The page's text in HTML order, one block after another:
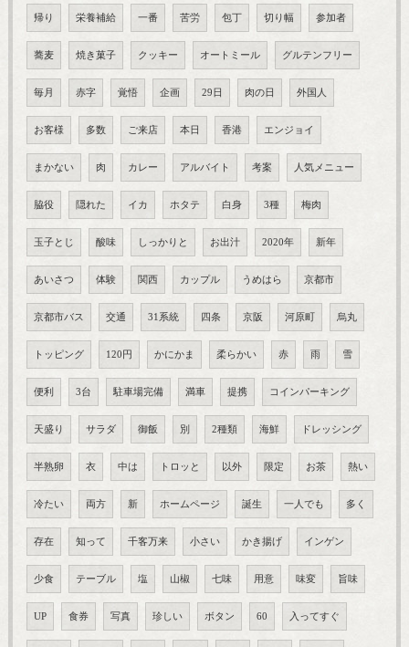
帰り 栄養補給 一番 苦労 包丁 切り幅 参加者
蕎麦 焼き菓子 クッキー オートミール グルテンフリー
毎月 赤字 覚悟 企画 29日 肉の日 外国人
お客様 多数 ご来店 本日 香港 エンジョイ
まかない 肉 カレー アルバイト 考案 人気メニュー
脇役 隠れた イカ ホタテ 白身 3種 梅肉
玉子とじ 酸味 しっかりと お出汁 2020年 新年
あいさつ 体験 関西 カップル うめはら 京都市
京都市バス 交通 31系統 四条 京阪 河原町 烏丸
トッピング 120円 かにかま 柔らかい 赤 雨 雪
便利 3台 駐車場完備 満車 提携 コインパーキング
天盛り サラダ 御飯 別 2種類 海鮮 ドレッシング
半熟卵 衣 中は トロッと 以外 限定 お茶 熱い
冷たい 両方 新 ホームページ 誕生 一人でも 多く
存在 知って 千客万来 小さい かき揚げ インゲン
少食 テーブル 塩 山椒 七味 用意 味変 旨味
UP 食券 写真 珍しい ボタン 60 入ってすぐ